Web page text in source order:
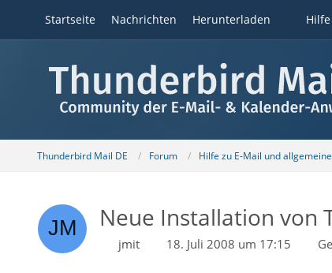
Startseite Nachrichten Herunterladen
Thunderbird Mail DE Forum Hilfe zu E-Mail und
Neue Installation von
jmit 18. Juli 2008 um 17:15